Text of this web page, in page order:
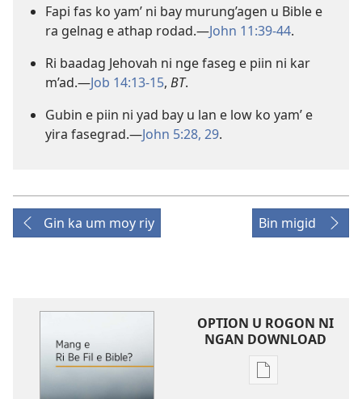
Fapi fas ko yam’ ni bay murung’agen u Bible e
ra gelnag e athap rodad.​—John 11:39-44.
Ri baadag Jehovah ni nge faseg e piin ni kar
m’ad.​—Job 14:13-15, BT.
Gubin e piin ni yad bay u lan e low ko yam’ e
yira fasegrad.​—John 5:28, 29.
Gin ka um moy riy Bin migid
OPTION U ROGON NI
NGAN DOWNLOAD
Rogon